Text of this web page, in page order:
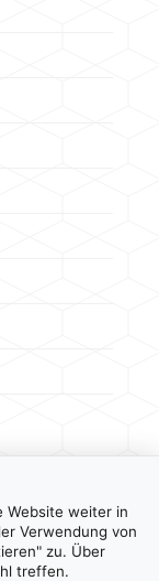
Website weiter in
Verwendung von
zu. Über
treffen.